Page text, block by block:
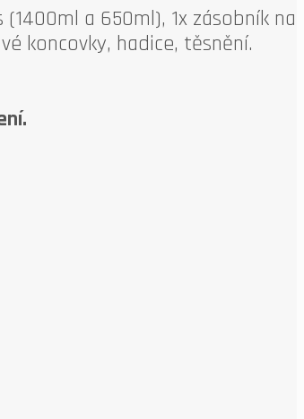
(1400ml a 650ml), 1x zásobník na
koncovky, hadice, těsnění.